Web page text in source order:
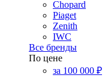
Chopard
Piaget
Zenith
IWC
Все бренды
По цене
за 100 000 ₽